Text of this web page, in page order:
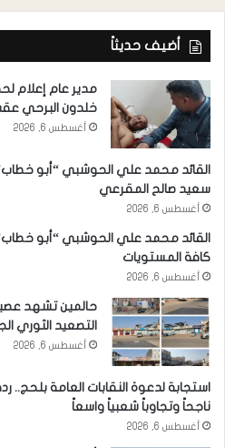
أضيف حديثاً
مدير عام إعلام
خلدون البرحي
أغسطس 6, 2026
القائد محمد علي الحوشبي “أبو
سعيد صالح المقرعي
أغسطس 6, 2026
القائد محمد علي الحوشبي “أبو
كافة المستويات
أغسطس 6, 2026
حالمين تشهد
التصعيد الثوري
أغسطس 6, 2026
استجابة لدعوة النقابات العامة بلحج..
ناجحاً وتجاوباً شعبياً واسعاً
أغسطس 6, 2026